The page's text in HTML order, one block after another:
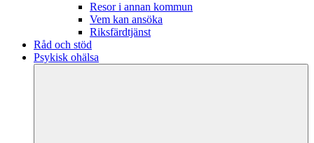
Resor i annan kommun
Vem kan ansöka
Riksfärdtjänst
Råd och stöd
Psykisk ohälsa